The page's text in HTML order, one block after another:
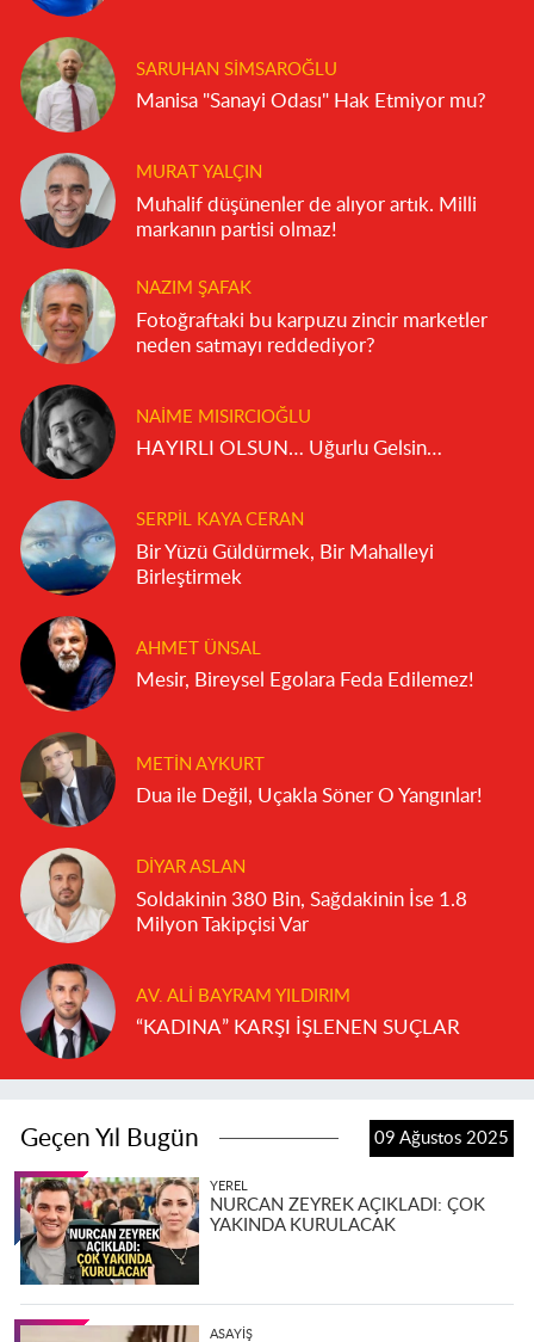
SARUHAN SIMSAROĞLU
Manisa "Sanayi Odası" Hak Etmiyor mu?
MURAT YALÇIN
Muhalif düşünenler de alıyor artık. Milli
markanın partisi olmaz!
NAZIM ŞAFAK
Fotoğraftaki bu karpuzu zincir marketler
neden satmayı reddediyor?
NAIME MISIRCIOĞLU
HAYIRLI OLSUN… Uğurlu Gelsin…
SERPIL KAYA CERAN
Bir Yüzü Güldürmek, Bir Mahalleyi
Birleştirmek
AHMET ÜNSAL
Mesir, Bireysel Egolara Feda Edilemez!
METIN AYKURT
Dua ile Değil, Uçakla Söner O Yangınlar!
DIYAR ASLAN
Soldakinin 380 Bin, Sağdakinin İse 1.8
Milyon Takipçisi Var
AV. ALI BAYRAM YILDIRIM
“KADINA” KARŞI İŞLENEN SUÇLAR
Geçen Yıl Bugün 09 Ağustos 2025
YEREL
NURCAN ZEYREK AÇIKLADI: ÇOK
YAKINDA KURULACAK
ASAYIŞ